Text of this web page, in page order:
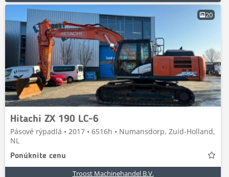
20
Hitachi ZX 190 LC-6
Pásové rýpadlá • 2017 • 6516h • Numansdorp, Zuid-Holland,
NL
Ponúknite cenu
Troost Machinehandel B.V.